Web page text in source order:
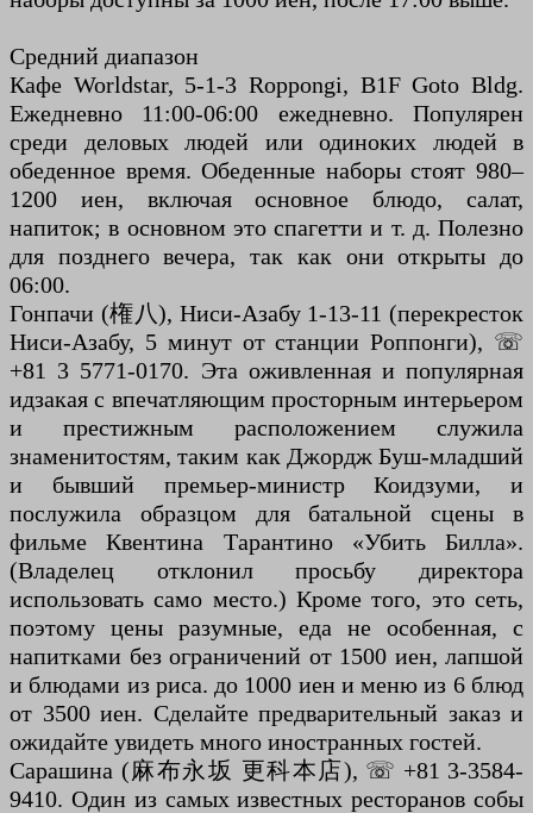
Средний диапазон
Кафе Worldstar, 5-1-3 Roppongi, B1F Goto Bldg.
Ежедневно 11:00-06:00 ежедневно. Популярен
среди деловых людей или одиноких людей в
обеденное время. Обеденные наборы стоят 980–
1200 иен, включая основное блюдо, салат,
напиток; в основном это спагетти и т. д. Полезно
для позднего вечера, так как они открыты до
06:00.
Гонпачи (権八), Ниси-Азабу 1-13-11 (перекресток
Ниси-Азабу, 5 минут от станции Роппонги), ☏
+81 3 5771-0170. Эта оживленная и популярная
идзакая с впечатляющим просторным интерьером
и престижным расположением служила
знаменитостям, таким как Джордж Буш-младший
и бывший премьер-министр Коидзуми, и
послужила образцом для батальной сцены в
фильме Квентина Тарантино «Убить Билла».
(Владелец отклонил просьбу директора
использовать само место.) Кроме того, это сеть,
поэтому цены разумные, еда не особенная, с
напитками без ограничений от 1500 иен, лапшой
и блюдами из риса. до 1000 иен и меню из 6 блюд
от 3500 иен. Сделайте предварительный заказ и
ожидайте увидеть много иностранных гостей.
Сарашина (麻布永坂 更科本店), ☏ +81 3-3584-
9410. Один из самых известных ресторанов собы